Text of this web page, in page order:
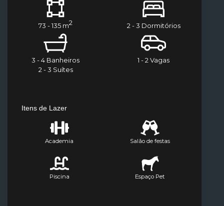
73 - 135 m2 2 - 3 Dormitórios
3 - 4 Banheiros
2 - 3 Suítes
1 - 2 Vagas
Itens de Lazer
Academia Salão de festas
Piscina Espaço Pet